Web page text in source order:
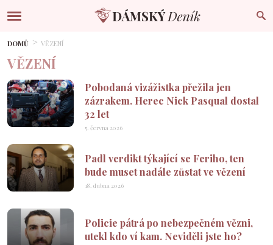
DOMŮ VĚZENÍ
VĚZENÍ
Pobodaná vizážistka přežila jen
zázrakem. Herec Nick Pasqual dostal
32 let
5. června 2026
Padl verdikt týkající se Feriho, ten
bude muset nadále zůstat ve vězení
18. dubna 2026
Policie pátrá po nebezpečném vězni,
utekl kdo ví kam. Neviděli jste ho?